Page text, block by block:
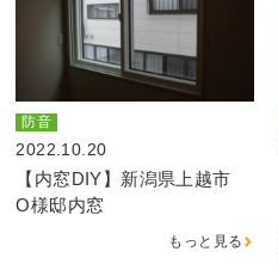
防音
2022.10.20
【内窓DIY】新潟県上越市
O様邸内窓
もっと見る